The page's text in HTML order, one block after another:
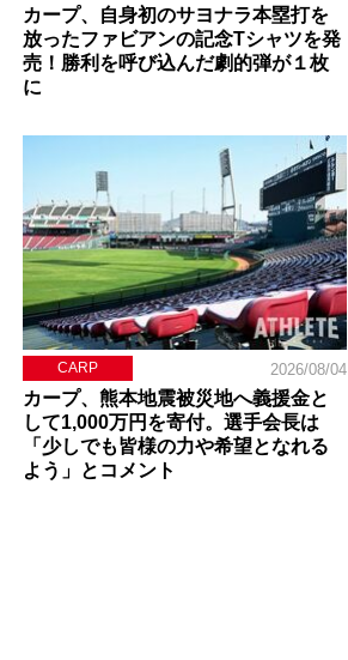
カープ、自身初のサヨナラ本塁打を
放ったファビアンの記念Tシャツを発
売！勝利を呼び込んだ劇的弾が１枚
に
CARP 2026/08/04
カープ、熊本地震被災地へ義援金と
して1,000万円を寄付。選手会長は
「少しでも皆様の力や希望となれる
よう」とコメント